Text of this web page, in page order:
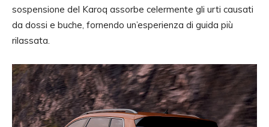
sospensione del Karoq assorbe celermente gli urti causati
da dossi e buche, fornendo un’esperienza di guida più
rilassata.